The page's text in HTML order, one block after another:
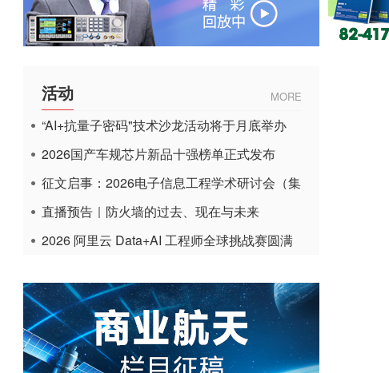
活动 MORE
“AI+抗量子密码"技术沙龙活动将于月底举办
2026国产车规芯片新品十强榜单正式发布
征文启事：2026电子信息工程学术研讨会（集
成电路应用杂志）
直播预告｜防火墙的过去、现在与未来
2026 阿里云 Data+AI 工程师全球挑战赛圆满